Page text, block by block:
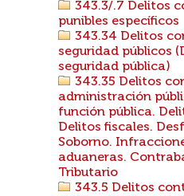
343.3/.7 Delitos
punibles específicos
343.34 Delitos
seguridad públicos
seguridad pública)
343.35 Delitos
administración
función pública.
Delitos fiscales.
Soborno.
aduaneras.
Tributario
343.5 Delitos